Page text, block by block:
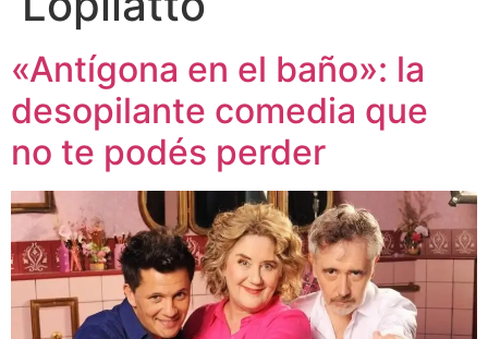
«Antígona en el baño»: la
desopilante comedia que
no te podés perder